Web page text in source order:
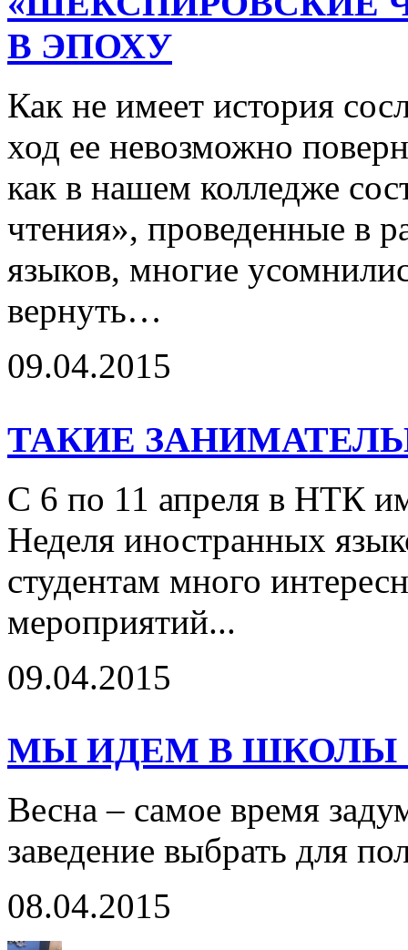
В ЭПОХУ
Как не имеет история
ход ее невозможно
как в нашем колледже
чтения», проведенные в
языков, многие
вернуть…
09.04.2015
ТАКИЕ
С 6 по 11 апреля в НТК
Неделя иностранных
студентам много
мероприятий...
09.04.2015
МЫ ИДЕМ В ШКОЛЫ
Весна – самое время
заведение выбрать для
08.04.2015